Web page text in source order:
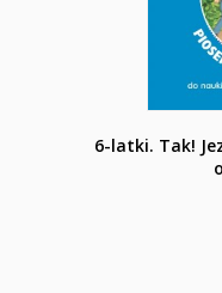
6-latki. Tak!